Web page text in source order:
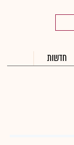
חדשות